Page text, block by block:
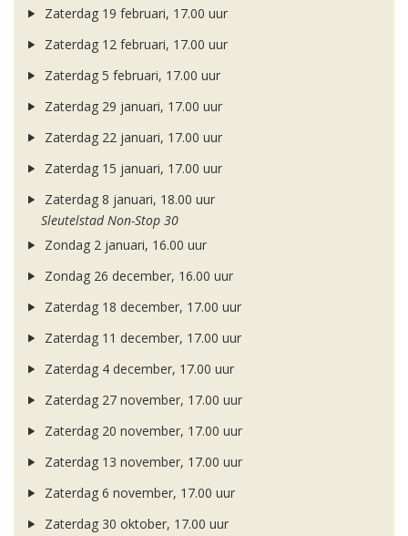
Zaterdag 19 februari, 17.00 uur
Zaterdag 12 februari, 17.00 uur
Zaterdag 5 februari, 17.00 uur
Zaterdag 29 januari, 17.00 uur
Zaterdag 22 januari, 17.00 uur
Zaterdag 15 januari, 17.00 uur
Zaterdag 8 januari, 18.00 uur
Sleutelstad Non-Stop 30
Zondag 2 januari, 16.00 uur
Zondag 26 december, 16.00 uur
Zaterdag 18 december, 17.00 uur
Zaterdag 11 december, 17.00 uur
Zaterdag 4 december, 17.00 uur
Zaterdag 27 november, 17.00 uur
Zaterdag 20 november, 17.00 uur
Zaterdag 13 november, 17.00 uur
Zaterdag 6 november, 17.00 uur
Zaterdag 30 oktober, 17.00 uur